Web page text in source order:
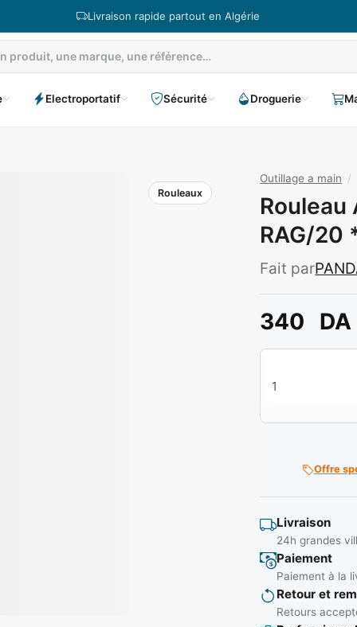
Livraison rapide partout en Algérie
Electroportatif Sécurité Droguerie
Rouleaux
Outillage a main /
Rouleau
RAG/20
Fait par
340 DA
quantité de
Offre
Livraison
24h grandes
Paiement
Paiement à la
Retour et
Retours